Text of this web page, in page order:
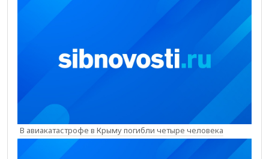
В авиакатастрофе в Крыму погибли четыре человека